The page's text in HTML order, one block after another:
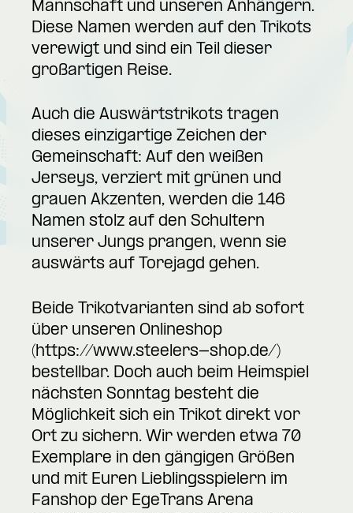
Mannschaft und unseren Anhängern.
Diese Namen werden auf den Trikots
verewigt und sind ein Teil dieser
großartigen Reise.
Auch die Auswärtstrikots tragen
dieses einzigartige Zeichen der
Gemeinschaft: Auf den weißen
Jerseys, verziert mit grünen und
grauen Akzenten, werden die 146
Namen stolz auf den Schultern
unserer Jungs prangen, wenn sie
auswärts auf Torejagd gehen.
Beide Trikotvarianten sind ab sofort
über unseren Onlineshop
(https://www.steelers-shop.de/)
bestellbar. Doch auch beim Heimspiel
nächsten Sonntag besteht die
Möglichkeit sich ein Trikot direkt vor
Ort zu sichern. Wir werden etwa 70
Exemplare in den gängigen Größen
und mit Euren Lieblingsspielern im
Fanshop der EgeTrans Arena